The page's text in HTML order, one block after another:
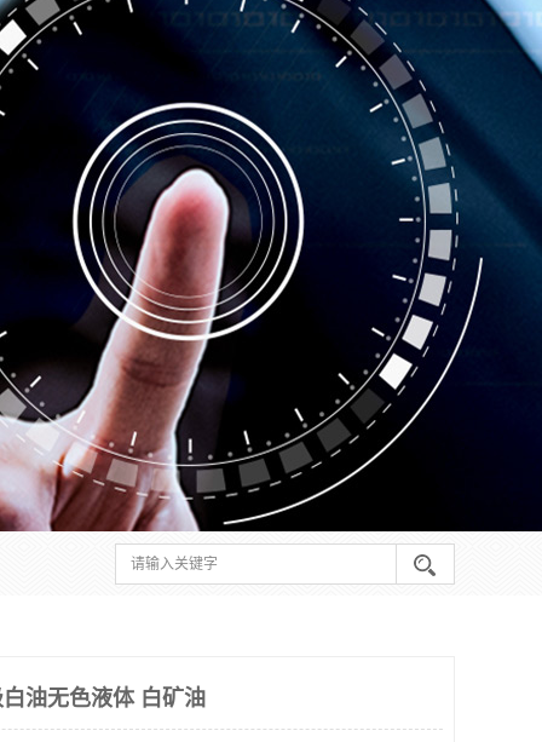
油无色液体 白矿油